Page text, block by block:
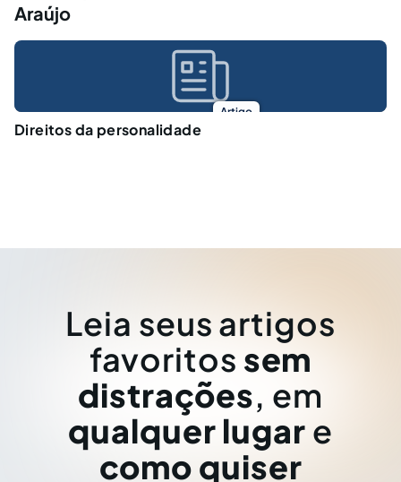
Araújo
Artigo
Direitos da personalidade
Leia seus artigos
favoritos sem
distrações, em
qualquer lugar e
como quiser